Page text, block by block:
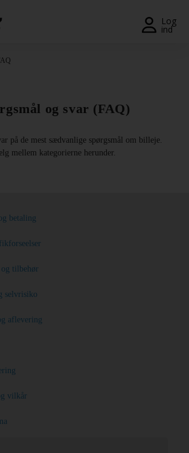
Log
ind
og svar (FAQ)
på de mest sædvanlige spørgsmål om billeje.
mellem kategorierne herunder.
betaling
og tilbehør
selvrisiko
aflevering
vilkår